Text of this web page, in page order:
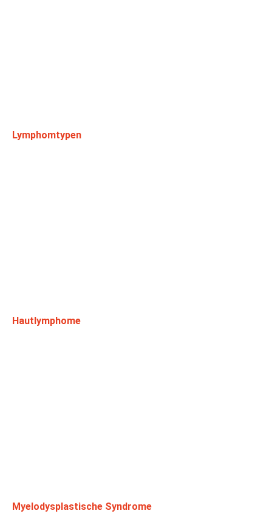
Lymphomtypen
Hautlymphome
Myelodysplastische Syndrome